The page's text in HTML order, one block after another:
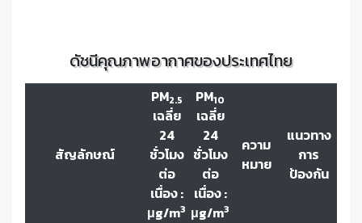
ดัชนีคุณภาพอากาศของประเทศไทย
สัญลักษณ์
PM2.5
เฉลี่ย
24
ชั่วโมง
ต่อ
เนื่อง :
μg/m3
PM10
เฉลี่ย
24
ชั่วโมง
ต่อ
เนื่อง :
μg/m3
ความ
หมาย
แนวทาง
การ
ป้องกัน